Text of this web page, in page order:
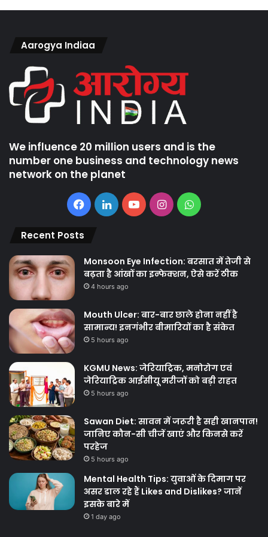
Aarogya Indiaa
We influence 20 million users and is the
number one business and technology news
network on the planet
Facebook
LinkedInYouTubeInstagramWhatsApp
Recent Posts
Monsoon Eye Infection: बरसात में तेजी से
बढ़ता है आंखों का इन्फेक्शन, ऐसे करें ठीक
4 hours ago
Mouth Ulcer: बार-बार छाले होना नहीं है
सामान्य! इनगंभीर बीमारियों का है संकेत
5 hours ago
KGMU News: जेरियाट्रिक, मनोरोग एवं
जेरियाट्रिक आईसीयू मरीजों को बड़ी राहत
5 hours ago
Sawan Diet: सावन में जरूरी है सही खानपान!
जानिए कौन-सी चीजें खाएं और किनसे करें
परहेज
5 hours ago
Mental Health Tips: युवाओं के दिमाग पर
असर डाल रहे हैं Likes and Dislikes? जानें
इसके बारे में
1 day ago